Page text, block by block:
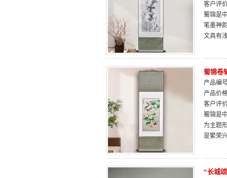
客户评
蜀锦是
笔墨神
文具有
蜀锦卷
产品编
产品价
客户评
蜀锦是
为主题
是繁荣
“长城